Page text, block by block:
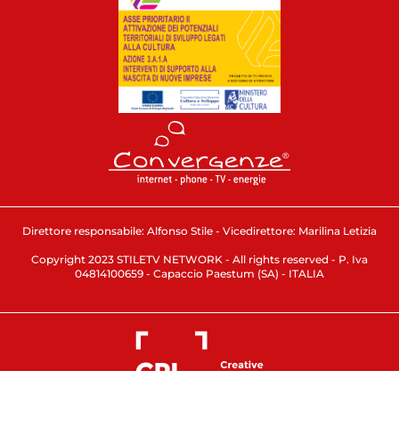
Direttore responsabile: Alfonso Stile - Vicedirettore: Marilina Letizia
Copyright 2023 STILETV NETWORK - All rights reserved - P. Iva
04814100659 - Capaccio Paestum (SA) - ITALIA